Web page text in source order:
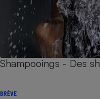
Shampooings - Des
BRÈVE